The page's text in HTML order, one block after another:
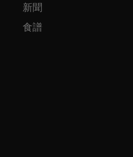
新聞
食譜